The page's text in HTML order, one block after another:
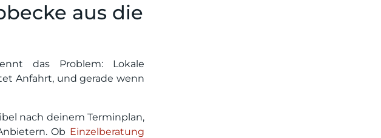
aus die
das Problem: Lokale
Anfahrt, und gerade wenn
nach deinem Terminplan,
Ob Einzelberatung